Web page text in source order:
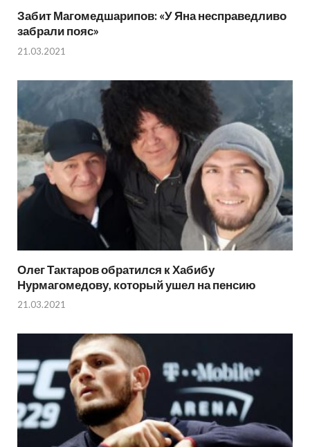
Забит Магомедшарипов: «У Яна несправедливо
забрали пояс»
21.03.2021
Олег Тактаров обратился к Хабибу
Нурмагомедову, который ушел на пенсию
21.03.2021